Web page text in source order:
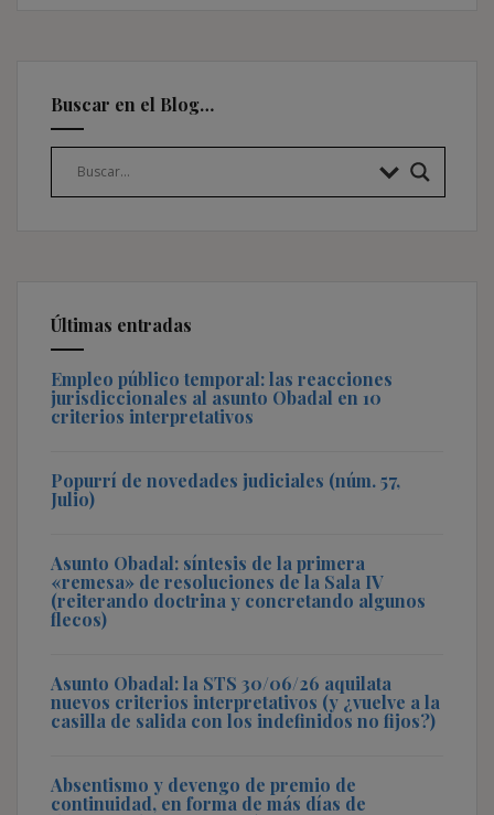
Buscar en el Blog…
Últimas entradas
Empleo público temporal: las reacciones
jurisdiccionales al asunto Obadal en 10
criterios interpretativos
Popurrí de novedades judiciales (núm. 57,
Julio)
Asunto Obadal: síntesis de la primera
«remesa» de resoluciones de la Sala IV
(reiterando doctrina y concretando algunos
flecos)
Asunto Obadal: la STS 30/06/26 aquilata
nuevos criterios interpretativos (y ¿vuelve a la
casilla de salida con los indefinidos no fijos?)
Absentismo y devengo de premio de
continuidad, en forma de más días de